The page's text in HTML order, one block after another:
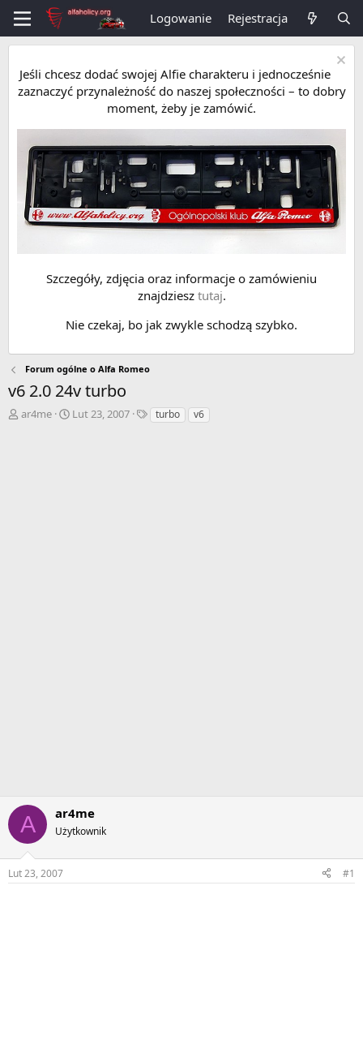
Logowanie Rejestracja
Jeśli chcesz dodać swojej Alfie charakteru i jednocześnie
zaznaczyć przynależność do naszej społeczności – to dobry
moment, żeby je zamówić.
Szczegóły, zdjęcia oraz informacje o zamówieniu
znajdziesz tutaj.
Nie czekaj, bo jak zwykle schodzą szybko.
Forum ogólne o Alfa Romeo
v6 2.0 24v turbo
A
ar4me
DLut 23, 2007
Tturbo v6
A ar4me
Użytkownik
Lut 23, 2007 #1